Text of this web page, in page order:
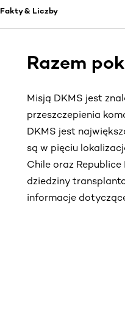
Fakty & Liczby
Razem
Misją DKMS jest
przeszczepienia
DKMS jest
są w pięciu
Chile oraz
dziedziny
informacje